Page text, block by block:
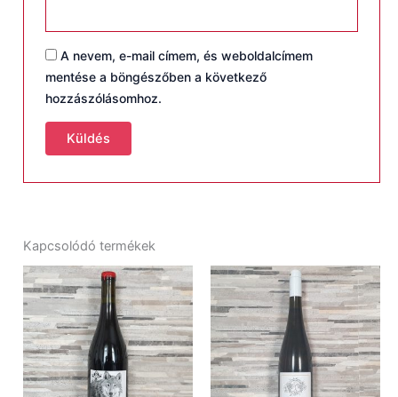
A nevem, e-mail címem, és weboldalcímem
mentése a böngészőben a következő
hozzászólásomhoz.
Kapcsolódó termékek